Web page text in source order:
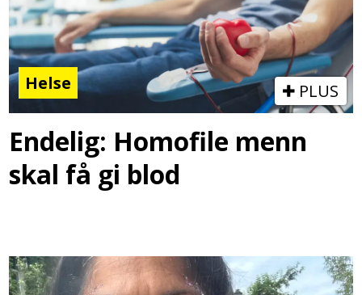
Helse PLUS
Endelig: Homofile menn
skal få gi blod